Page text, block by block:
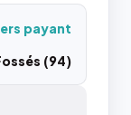
payant
(94)